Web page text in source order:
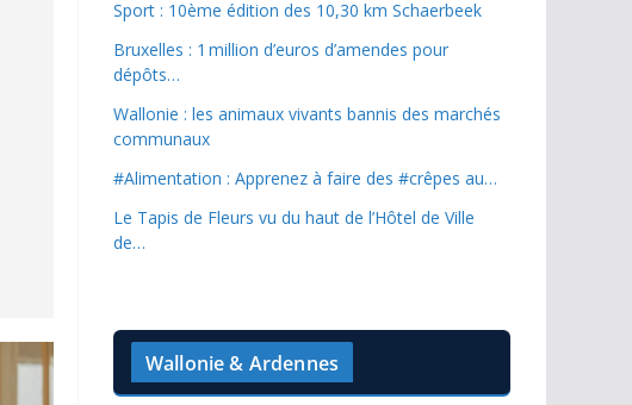
Sport : 10ème édition des 10,30 km Schaerbeek
Bruxelles : 1 million d’euros d’amendes pour
dépôts…
Wallonie : les animaux vivants bannis des marchés
communaux
#Alimentation : Apprenez à faire des #crêpes au…
Le Tapis de Fleurs vu du haut de l’Hôtel de Ville
de…
Wallonie & Ardennes